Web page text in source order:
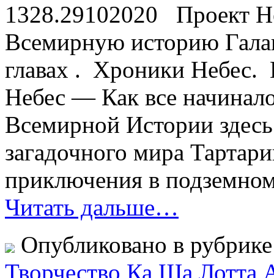
1328.29102020 Проект
Всемирную историю
главах . Хроники Небес.
Небес — Как все
Всемирной Истории
загадочного мира
приключения в
Читать дальше…
Опубликовано в
Творчество Ка Ша Лотта